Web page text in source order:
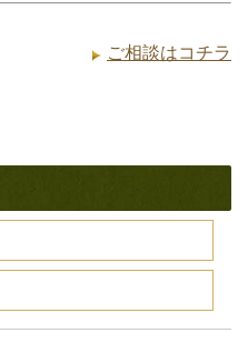
ご相談はコチラ